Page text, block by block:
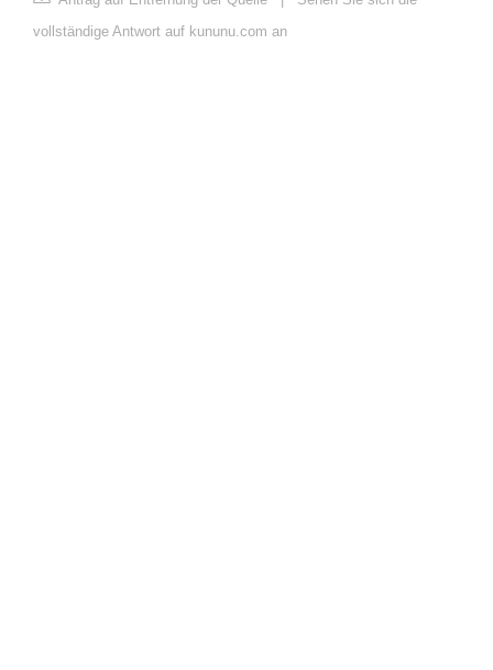
vollständige Antwort auf kununu.com an